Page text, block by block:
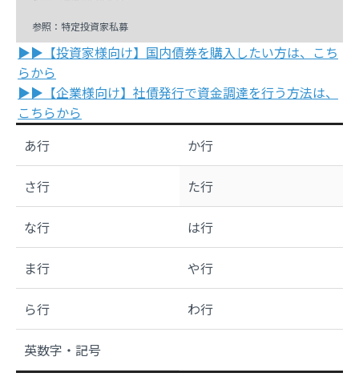
参照：特定投資家私募
▶▶【投資家様向け】国内債券を購入したい方は、こち
らから
▶▶【企業様向け】社債発行で資金調達を行う方法は、
こちらから
あ行
か行
さ行 た行
な行 は行
ま行 や行
ら行 わ行
英数字・記号